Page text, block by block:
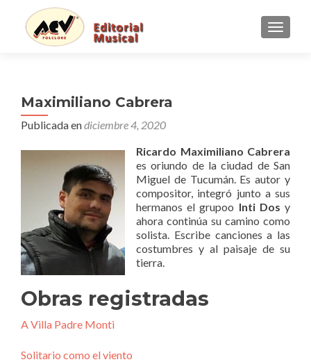
Maximiliano Cabrera
Publicada endiciembre 4, 2020
Ricardo Maximiliano Cabrera
es oriundo de la ciudad de San
Miguel de Tucumán. Es autor y
compositor, integró junto a sus
hermanos el grupoo Inti Dos y
ahora continúa su camino como
solista. Escribe canciones a las
costumbres y al paisaje de su
tierra.
Obras registradas
A Villa Padre Monti
Solitario como el viento